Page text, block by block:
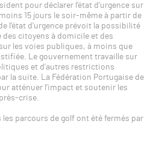
pour déclarer l’état d’urgence sur
15 jours le soir-même à partir de
l’état d’urgence prévoit la possibilité
citoyens à domicile et des
les voies publiques, à moins que
Le gouvernement travaille sur
et d’autres restrictions
la suite. La Fédération Portugaise de
atténuer l’impact et soutenir les
crise.
les parcours de golf ont été fermés par